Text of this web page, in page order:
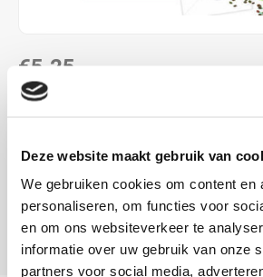
Deze website maakt gebruik van
We gebruiken cookies om content en
personaliseren, om functies voor
en om ons websiteverkeer te
informatie over uw gebruik van onze
partners voor social media,
€5,25
DIRECT LEVERBAAR
ca. 15 x 10 cm Lees meer
Toevoegen aan
DELEN: